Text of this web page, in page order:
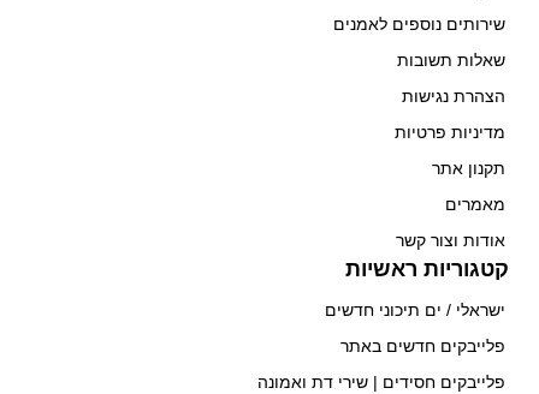
שירותים נוספים לאמנים
שאלות תשובות
הצהרת נגישות
מדיניות פרטיות
תקנון אתר
מאמרים
אודות וצור קשר
קטגוריות ראשיות
ישראלי / ים תיכוני חדשים
פלייבקים חדשים באתר
פלייבקים חסידים | שירי דת ואמונה